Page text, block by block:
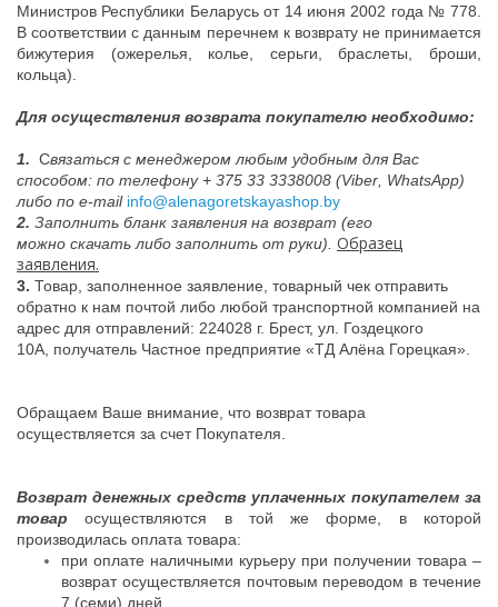
Министров Республики Беларусь от 14 июня 2002 года № 778.
В соответствии с данным перечнем к возврату не принимается
бижутерия (ожерелья, колье, серьги, браслеты, броши,
кольца).
Для осуществления возврата покупателю необходимо:
1. Связаться с менеджером любым удобным для Вас
способом: по телефону + 375 33 3338008 (Viber WhatsApp)
либо по e-mail info@alenagoretskayashop.by
2. Заполнить бланк заявления на возврат (его
можно скачать либо заполнить от руки). Образец
заявления.
3. Товар, заполненное заявление, товарный чек отправить
обратно к нам почтой либо любой транспортной компанией на
адрес для отправлений: 224028 г. Брест, ул. Гоздецкого
10А, получатель Частное предприятие «ТД Алёна Горецкая».
Обращаем Ваше внимание, что возврат товара
осуществляется за счет Покупателя.
Возврат денежных средств уплаченных покупателем за
товаросуществляются в той же форме, в которой
производилась оплата товара:
при оплате наличными курьеру при получении товара –
возврат осуществляется почтовым переводом в течение
7 (семи) дней.